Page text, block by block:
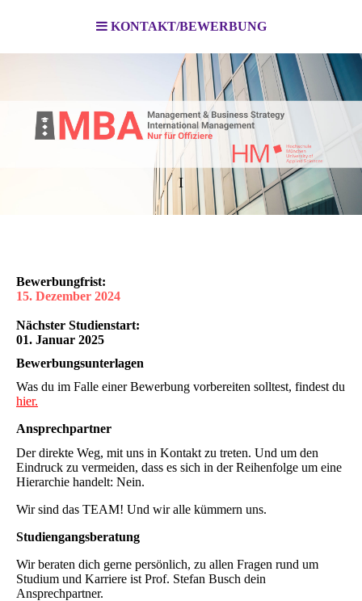
KONTAKT/BEWERBUNG
I
Bewerbungfrist:
15. Dezember 2024
Nächster Studienstart:
01. Januar 2025
Bewerbungsunterlagen
Was du im Falle einer Bewerbung vorbereiten solltest, findest du
hier.
Ansprechpartner
Der direkte Weg, mit uns in Kontakt zu treten. Und um den
Eindruck zu vermeiden, dass es sich in der Reihenfolge um eine
Hierarchie handelt: Nein.
Wir sind das TEAM! Und wir alle kümmern uns.
Studiengangsberatung
Wir beraten dich gerne persönlich, zu allen Fragen rund um
Studium und Karriere ist Prof. Stefan Busch dein
Ansprechpartner.